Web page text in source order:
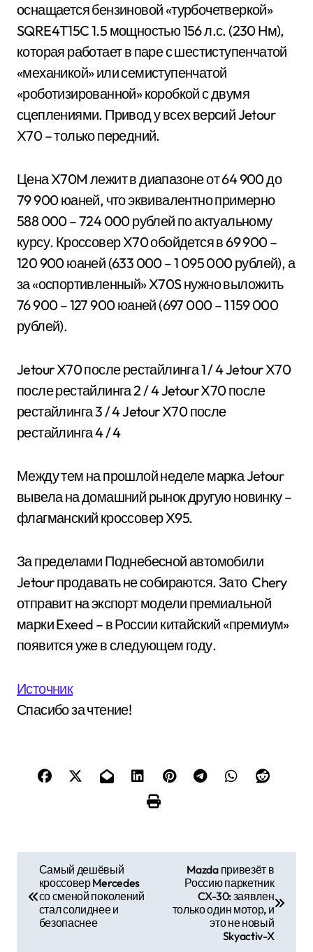
оснащается бензиновой «турбочетверкой»
SQRE4T15C 1.5 мощностью 156 л.с. (230 Нм),
которая работает в паре с шестиступенчатой
«механикой» или семиступенчатой
«роботизированной» коробкой с двумя
сцеплениями. Привод у всех версий Jetour
X70 – только передний.
Цена X70M лежит в диапазоне от 64 900 до
79 900 юаней, что эквивалентно примерно
588 000 – 724 000 рублей по актуальному
курсу. Кроссовер X70 обойдется в 69 900 –
120 900 юаней (633 000 – 1 095 000 рублей), а
за «оспортивленный» X70S нужно выложить
76 900 – 127 900 юаней (697 000 – 1 159 000
рублей).
Jetour X70 после рестайлинга1/ 4 Jetour X70
после рестайлинга2/ 4 Jetour X70 после
рестайлинга3/ 4 Jetour X70 после
рестайлинга4/ 4
Между тем на прошлой неделе марка Jetour
вывела на домашний рынок другую новинку –
флагманский кроссовер X95.
За пределами Поднебесной автомобили
Jetour продавать не собираются. Зато Chery
отправит на экспорт модели премиальной
марки Exeed – в России китайский «премиум»
появится уже в следующем году.
Источник
Спасибо за чтение!
Самый дешёвый
кроссовер Mercedes
со сменой поколений
стал солиднее и
безопаснее
Mazda привезёт в
Россию паркетник
CX-30: заявлен
только один мотор, и
это не новый
Skyactiv-X